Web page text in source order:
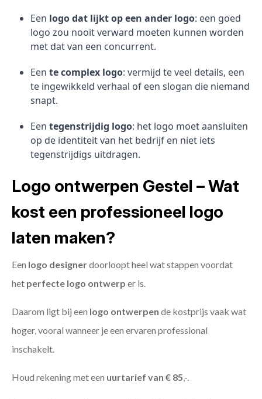
Een logo dat lijkt op een ander logo: een goed
logo zou nooit verward moeten kunnen worden
met dat van een concurrent.
Een te complex logo: vermijd te veel details, een
te ingewikkeld verhaal of een slogan die niemand
snapt.
Een tegenstrijdig logo: het logo moet aansluiten
op de identiteit van het bedrijf en niet iets
tegenstrijdigs uitdragen.
Logo ontwerpen Gestel – Wat
kost een professioneel logo
laten maken?
Een logo designerdoorloopt heel wat stappen voordat
het perfecte logo ontwerp er is.
Daarom ligt bij een logo ontwerpen de kostprijs vaak wat
hoger, vooral wanneer je een ervaren professional
inschakelt.
Houd rekening met een uurtarief van € 85,-.